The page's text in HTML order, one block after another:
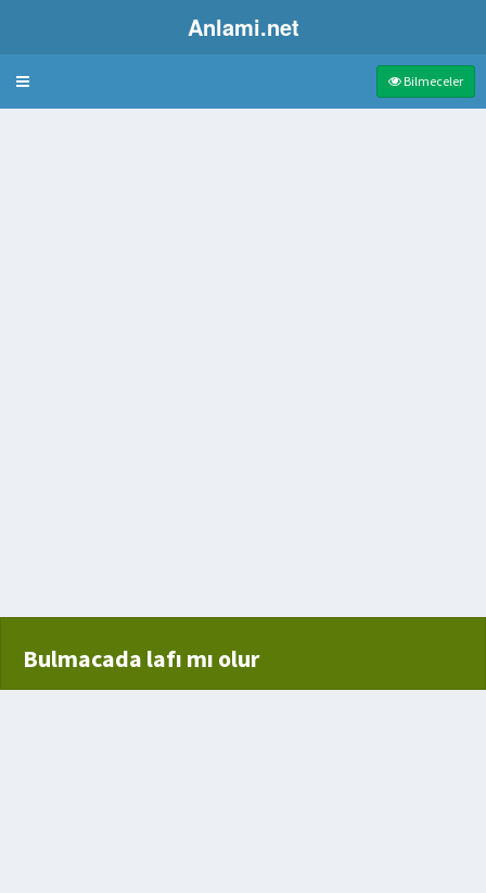
Anlami.net
Bulmaca Bilmeceler
Bulmacada lafı mı olur